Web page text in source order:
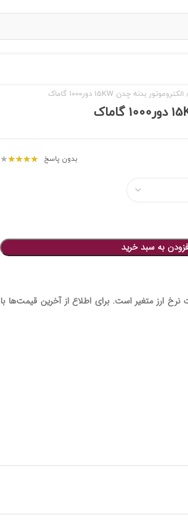
الکتروموتور بدنه چدن 15KW دور1000 گاماک
بدون پاسخ ★
★
★
★
★
به سبد خرید
ارز متغیر است. برای اطلاع از آخرین قیمت‌ها با